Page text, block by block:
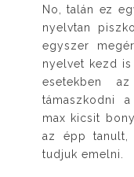
No, talán ez
nyelvtan
egyszer
nyelvet kezd
esetekben
támaszkodni
max kicsit
az épp tanult,
tudjuk emelni.